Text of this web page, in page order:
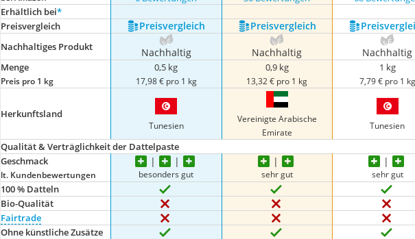
Erhältlich bei*
Preis­vergleich
Preis­vergleich Preis­vergleich
Nachhaltiges Produkt Nachhaltig Nachhaltig Nachhaltig
Menge
Preis pro 1 kg
0,5 kg
17,98 € pro 1 kg
0,9 kg
13,32 € pro 1 kg
1 kg
7,79 € pro 1 kg
Herkunftsland
Tunesien
Vereinigte Arabische
Emirate
Tunesien
Qualität & Verträglichkeit der Dattelpaste
Geschmack
lt. Kundenbewertungen besonders gut sehr gut sehr gut
100 % Datteln
Bio-Qualität
Fairtrade
Ohne künstliche Zusätze